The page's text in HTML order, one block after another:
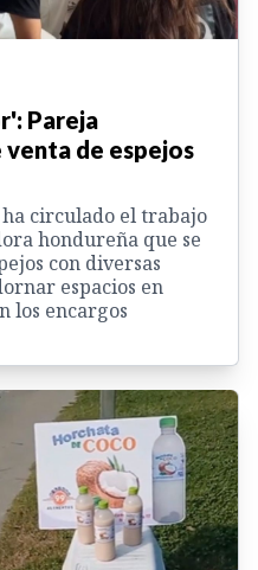
Pareja
de espejos
circulado el trabajo
hondureña que se
con diversas
espacios en
los encargos